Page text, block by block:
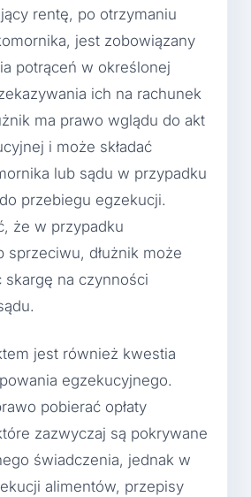
rentę, po otrzymaniu
jest zobowiązany
potrąceń w określonej
ich na rachunek
ma prawo wglądu do akt
i może składać
lub sądu w przypadku
przebiegu egzekucji.
że w przypadku
sprzeciwu, dłużnik może
skargę na czynności
jest również kwestia
egzekucyjnego.
pobierać opłaty
zazwyczaj są pokrywane
świadczenia, jednak w
alimentów, przepisy